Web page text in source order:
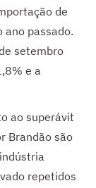
de
passado.
setembro
e a
ao superávit
Brandão são
repetidos